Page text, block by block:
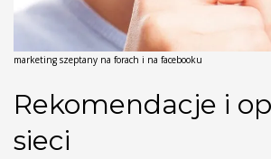
marketing szeptany na forach i na facebooku
Rekomendacje i
sieci